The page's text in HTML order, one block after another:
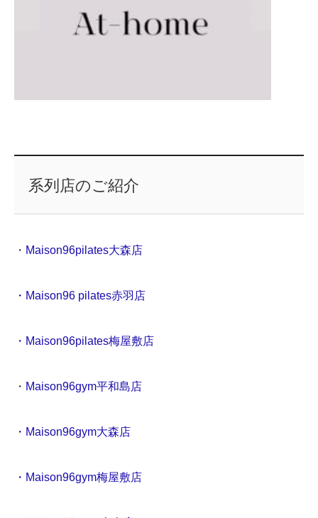
系列店のご紹介
・ Maison96pilates大森店
・Maison96 pilates赤羽店
・Maison96pilates梅屋敷店
・ Maison96gym平和島店
・Maison96gym大森店
・Maison96gym梅屋敷店